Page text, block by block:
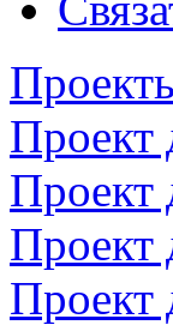
Проект
Проект
Проект
Проект